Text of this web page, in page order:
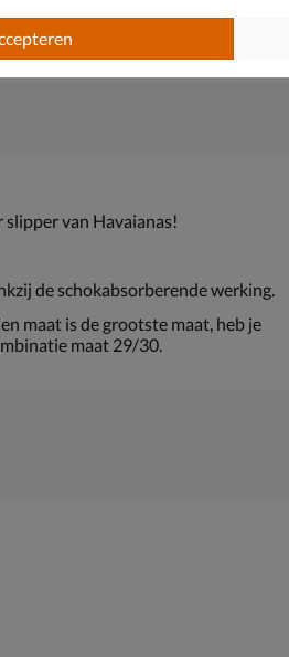
van Havaianas!
de schokabsorberende werking.
maat is de grootste maat, heb je
maat 29/30.